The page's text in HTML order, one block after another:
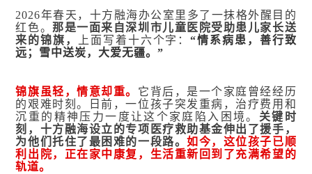
2026年春天，十方融海办公室里多了一抹格外醒目的
红色。 那是一面来自深圳市儿童医院受助患儿家长送
来的锦旗， 上面写着十六个字：“情系病患，善行致
远；雪中送炭，大爱无疆。”
锦旗虽轻，情意却重。 它背后，是一个家庭曾经经历
的艰难时刻。日前，一位孩子突发重病，治疗费用和
沉重的精神压力一度让这个家庭陷入困境。 关键时
刻，十方融海设立的专项医疗救助基金伸出了援手，
为他们托住了最困难的一段路。如今，这位孩子已顺
利出院，正在家中康复，生活重新回到了充满希望的
轨道。